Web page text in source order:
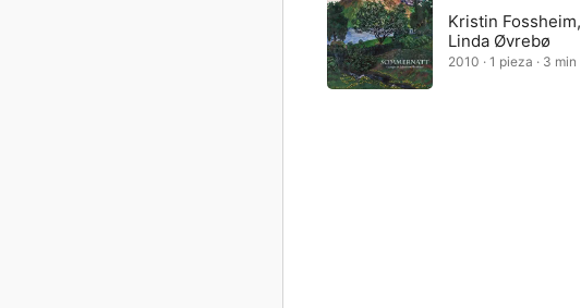
Kristin Fossheim,
Linda Øvrebø
2010 · 1 pieza · 3 min